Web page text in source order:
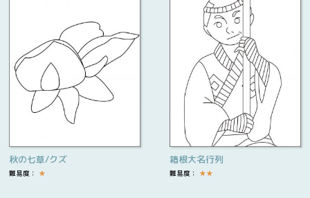
秋の七草/クズ
難易度： ★
箱根大名行列
難易度： ★★